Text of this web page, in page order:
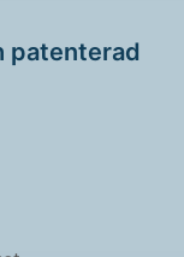
patenterad